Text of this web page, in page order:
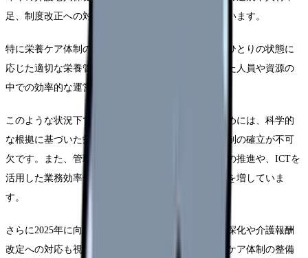
足、制度改正への対応など、様々な課題に直面しています。
特に栄養ケア体制の構築においては、入所者様一人ひとりの状態に
応じた適切な栄養管理が求められる一方で、限られた人員や資源の
中での効率的な運営が必要とされています。
このような状況下で質の高い栄養ケアを実現するためには、科学的
な根拠に基づいた栄養管理と、それを支える組織体制の確立が不可
欠です。また、管理栄養士を中心とした多職種連携の推進や、ICTを
活用した業務効率化など、新しい取り組みも重要性を増していま
す。
さらに2025年に向けては、地域包括ケアシステムの深化や介護報酬
改定への対応も視野に入れる必要があります。栄養ケア体制の整備